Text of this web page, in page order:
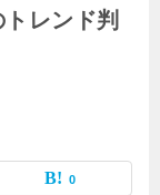
レンド判
0